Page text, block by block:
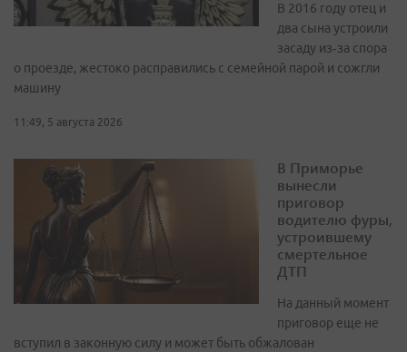
В 2016 году отец и
два сына устроили
засаду из‑за спора
о проезде, жестоко расправились с семейной парой и сожгли
машину
11:49, 5 августа 2026
В Приморье
вынесли
приговор
водителю фуры,
устроившему
смертельное
ДТП
На данный момент
приговор еще не
вступил в законную силу и может быть обжалован